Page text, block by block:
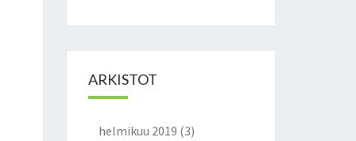
ARKISTOT
helmikuu 2019 (3)